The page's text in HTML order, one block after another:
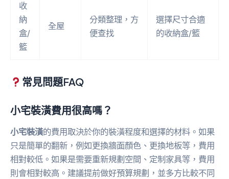
收
納
盒/
籃
全屋
分類整理，方
便查找
選擇尺寸合適
的收納盒/籃
常見問題FAQ
小宅裝潢費用很高嗎？
小宅裝潢的費用取決於你的裝潢程度和選擇的材料。如果
只是簡單的翻新，例如更換牆面顏色、更換地板等，費用
相對較低。如果是需要重新規劃空間、定制家具等，費用
則會相對較高。建議提前做好預算規劃，並多方比較不同